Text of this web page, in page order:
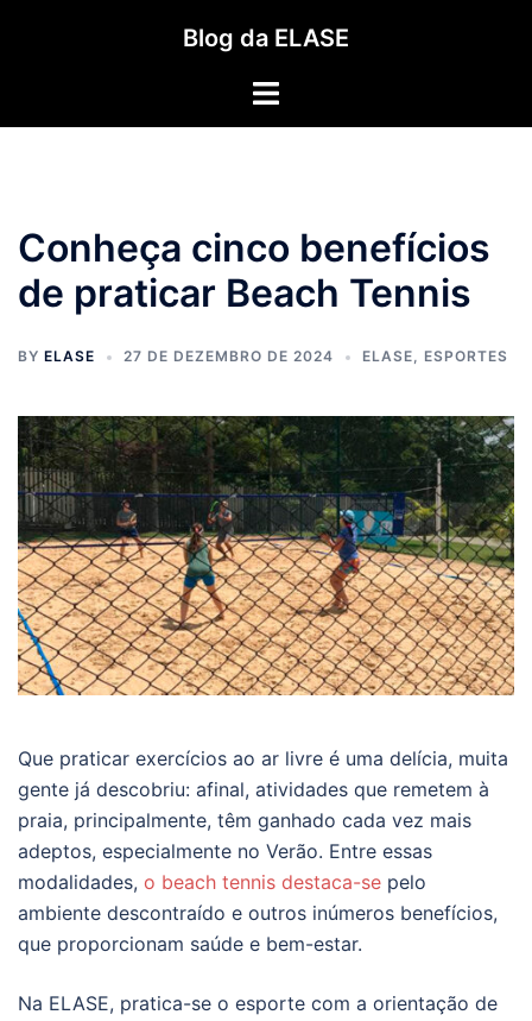
Blog da ELASE
Toggle
Conheça cinco benefícios
de praticar Beach Tennis
BY ELASE 27 DE DEZEMBRO DE 2024 ELASE, ESPORTES
Que praticar exercícios ao ar livre é uma delícia, muita
gente já descobriu: afinal, atividades que remetem à
praia, principalmente, têm ganhado cada vez mais
adeptos, especialmente no Verão. Entre essas
modalidades, o beach tennis destaca-se pelo
ambiente descontraído e outros inúmeros benefícios,
que proporcionam saúde e bem-estar.
Na ELASE, pratica-se o esporte com a orientação de